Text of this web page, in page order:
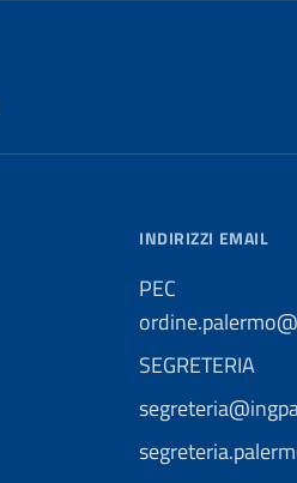
INDIRIZZI EMAIL
PEC
SEGRETERIA